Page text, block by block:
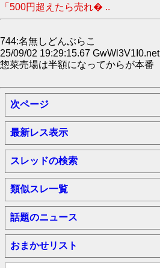
「500円超えたら売れ� ..
744:名無しどんぶらこ
25/09/02 19:29:15.67 GwWl3V1I0.net
惣菜売場は半額になってからが本番
次ページ
最新レス表示
スレッドの検索
類似スレ一覧
話題のニュース
おまかせリスト